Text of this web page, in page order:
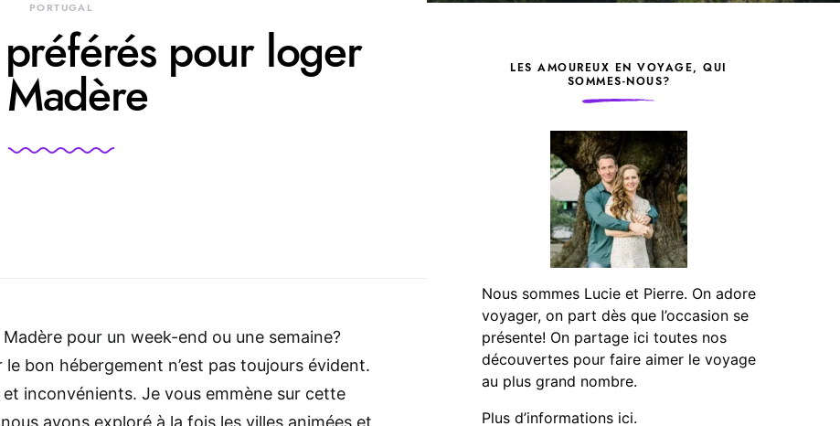
PORTUGAL
pour loger
pour un week-end ou une semaine?
le bon hébergement n’est pas toujours évident.
inconvénients. Je vous emmène sur cette
avons exploré à la fois les villes animées et
LES AMOUREUX EN VOYAGE, QUI
SOMMES-NOUS?
Nous sommes Lucie et Pierre. On adore
voyager, on part dès que l’occasion se
présente! On partage ici toutes nos
découvertes pour faire aimer le voyage
au plus grand nombre.
Plus d’informations ici.